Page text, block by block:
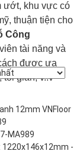
ướt, khu vực có
thuận tiện cho
Công
tài năng và
được ưa
giản, v..v
12mm VNFloor
MA989
1220x146x12mm -